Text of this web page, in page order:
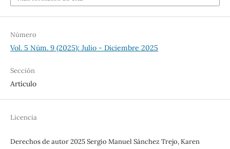
Número
Vol. 5 Núm. 9 (2025): Julio - Diciembre 2025
Sección
Artículo
Licencia
Derechos de autor 2025 Sergio Manuel Sánchez Trejo, Karen